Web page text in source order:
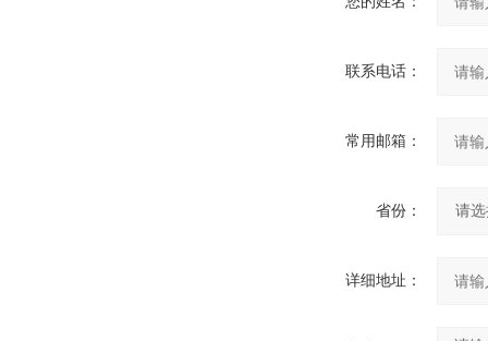
联系电话：
常用邮箱：
省份：
详细地址：